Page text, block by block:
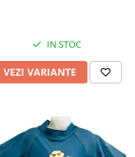
IN STOC
VEZI VARIANTE